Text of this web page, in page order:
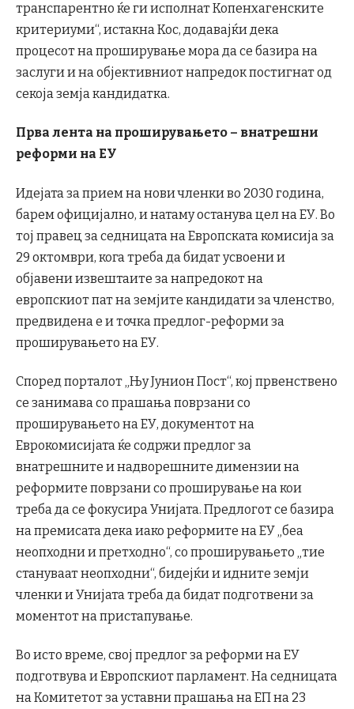
транспарентно ќе ги исполнат Копенхагенските
критериуми“, истакна Кос, додавајќи дека
процесот на проширување мора да се базира на
заслуги и на објективниот напредок постигнат од
секоја земја кандидатка.
Прва лента на проширувањето – внатрешни
реформи на ЕУ
Идејата за прием на нови членки во 2030 година,
барем официјално, и натаму останува цел на ЕУ. Во
тој правец за седницата на Европската комисија за
29 октомври, кога треба да бидат усвоени и
објавени извештаите за напредокот на
европскиот пат на земјите кандидати за членство,
предвидена е и точка предлог-реформи за
проширувањето на ЕУ.
Според порталот „Њу Јунион Пост“, кој првенствено
се занимава со прашања поврзани со
проширувањето на ЕУ, документот на
Еврокомисијата ќе содржи предлог за
внатрешните и надворешните димензии на
реформите поврзани со проширување на кои
треба да се фокусира Унијата. Предлогот се базира
на премисата дека иако реформите на ЕУ „беа
неопходни и претходно“, со проширувањето „тие
стануваат неопходни“, бидејќи и идните земји
членки и Унијата треба да бидат подготвени за
моментот на пристапување.
Во исто време, свој предлог за реформи на ЕУ
подготвува и Европскиот парламент. На седницата
на Комитетот за уставни прашања на ЕП на 23